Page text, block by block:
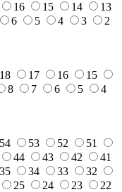
16 15 14
13
6 5 4 3
2
18 17 16
15
8 7 6 5
4
54 53 52
51
44 43 42
41
35 34 33
32
25 24 23
22